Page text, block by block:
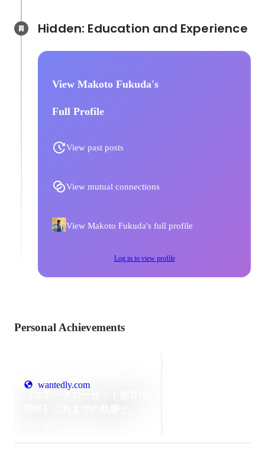
View Makoto Fukuda's
Full Profile
View past posts
View mutual connections
View Makoto Fukuda's full profile
Log in to view profile
Personal Achievements
wantedly.com